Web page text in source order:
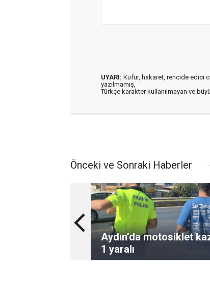
UYARI: Küfür, hakaret, rencide edici
yazılmamış,
Türkçe karakter kullanılmayan ve
Önceki ve Sonraki Haberler
Aydın’da motosiklet
1 yaralı